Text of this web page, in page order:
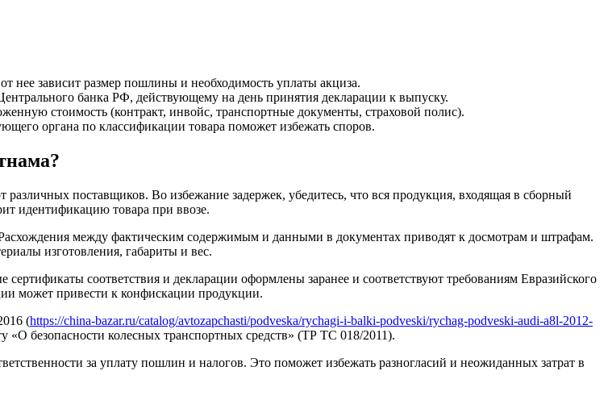
зависит размер пошлины и необходимость уплаты акциза.
банка РФ, действующему на день принятия декларации к выпуску.
стоимость (контракт, инвойс, транспортные документы, страховой полис).
органа по классификации товара поможет избежать споров.
поставщиков. Во избежание задержек, убедитесь, что вся продукция, входящая в сборный
идентификацию товара при ввозе.
между фактическим содержимым и данными в документах приводят к досмотрам и штрафам.
изготовления, габариты и вес.
соответствия и декларации оформлены заранее и соответствуют требованиям Евразийского
может привести к конфискации продукции.
(https://china-bazar.ru/catalog/avtozapchasti/podveska/rychagi-i-balki-podveski/rychag-podveski-audi-a8l-2012-
«О безопасности колесных транспортных средств» (ТР ТС 018/2011).
за уплату пошлин и налогов. Это поможет избежать разногласий и неожиданных затрат в